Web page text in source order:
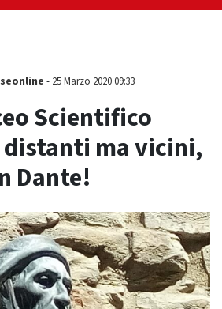
storica: la ceramica ammessa
- 25 Marzo 2020 09:33
Scientifico
distanti ma vicini,
Dante!